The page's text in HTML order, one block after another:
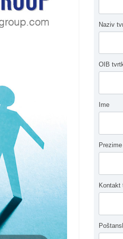
Naziv
OIB
Ime
Prezime
Kontakt